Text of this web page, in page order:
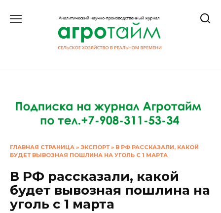
ГЛАВНАЯ СТРАНИЦА » ЭКСПОРТ» В РФ РАССКАЗАЛИ, КАКОЙ
БУДЕТ ВЫВОЗНАЯ ПОШЛИНА НА УГОЛЬ С 1 МАРТА
В РФ рассказали, какой
будет вывозная пошлина на
уголь с 1 марта